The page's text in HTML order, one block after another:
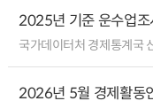
2025년 기준 운수업조
국가데이터처 경제통계국
2026년 5월 경제활동